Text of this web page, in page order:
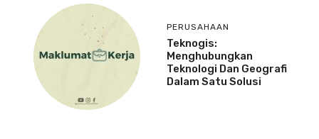
PERUSAHAAN
Teknogis:
Menghubungkan
Teknologi Dan Geografi
Dalam Satu Solusi